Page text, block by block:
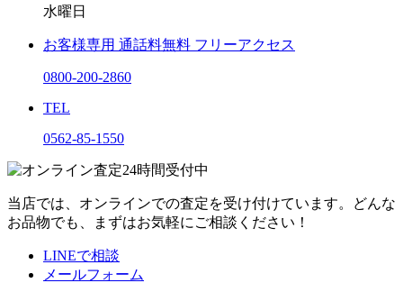
水曜日
お客様専用 通話料無料 フリーアクセス
0800-200-2860
TEL
0562-85-1550
当店では、オンラインでの査定を受け付けています。どんな
お品物でも、まずはお気軽にご相談ください！
LINEで相談
メールフォーム